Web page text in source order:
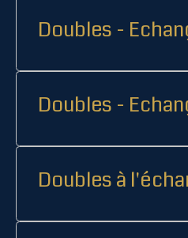
Doubles -
Doubles -